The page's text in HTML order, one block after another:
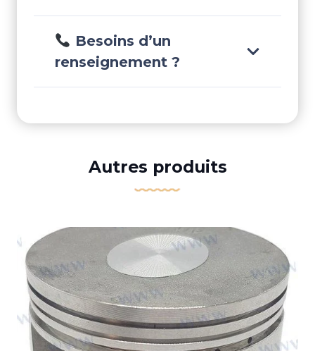
Besoins d’un
renseignement ?
Autres produits